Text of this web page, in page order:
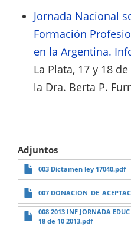
Jornada Nacional
Formación
en la Argentina.
La Plata, 17 y 18
la Dra. Berta P.
Adjuntos
003 Dictamen ley 17040.pdf
007
008 2013 INF JORNADA
18 de 10 2013.pdf